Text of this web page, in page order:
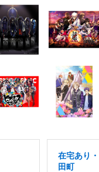
在宅あり
田町